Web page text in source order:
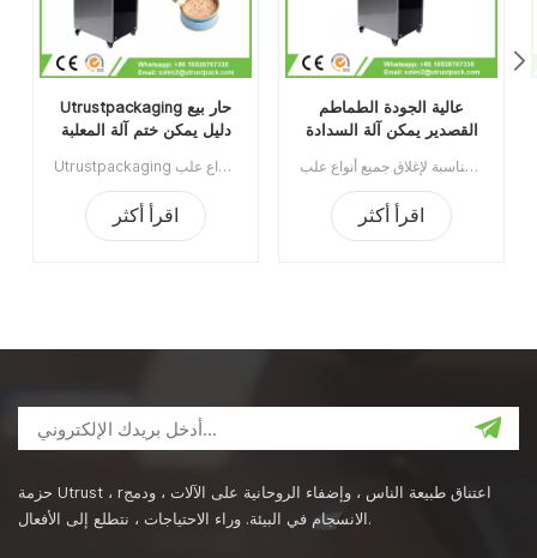
Utrustpackaging حار بيع
دليل يمكن ختم آلة المعلبة
Utrustpackaging دليل البيع الساخن للعلبة ، آلة ختم الطعام المعلب ، مناسبة لإغلاق جميع أنواع علب PET / علب الورق المركبة ، علب الصفيح أو غيرها من الحاويات المستديرة. كفاءة عالية عن طريق النقل الميكانيكي ، الهياكل البسيطة والملائمة للصيانة ، وخفيفة الوزن وسهلة التشغيل.الحد الأدنى للطلب:1قسط:تي / تميناء الشحن:قوانغتشوالمنطقة الأصلية:الصينمهلة:3-5 أيام بعد تلقي الودائع
اقرأ أكثر
عالية الجودة الطماطم
القصدير يمكن آلة السدادة
آلة ختم علب الصفيح عالية الجودة مناسبة لإغلاق جميع أنواع علب PET / العلب الورقية المركبة أو علب الصفيح أو الحاويات المستديرة الأخرى. كفاءة عالية عن طريق النقل الميكانيكي ، الهياكل البسيطة والملائمة للصيانة ، وخفيفة الوزن وسهلة التشغيل. الحد الأدنى للطلب:1قسط:تي / تميناء الشحن:قوانغتشوالمنطقة الأصلية:الصينمهلة:3-5 أيام بعد تلقي الودائع
اقرأ أكثر
حزمة Utrust ، rاعتناق طبيعة الناس ، وإضفاء الروحانية على الآلات ، ودمج
الانسجام في البيئة. وراء الاحتياجات ، نتطلع إلى الأفعال.